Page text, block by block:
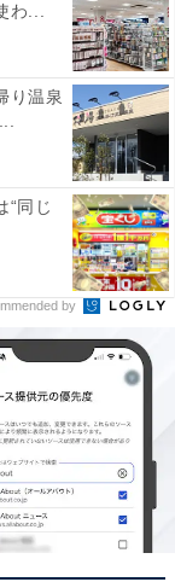
わ...
り温泉
“同じ
by